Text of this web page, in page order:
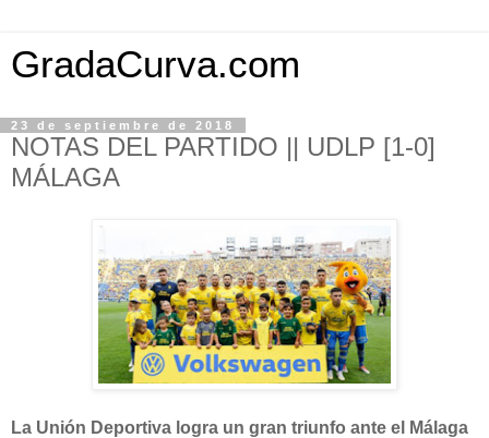
GradaCurva.com
23 de septiembre de 2018
NOTAS DEL PARTIDO || UDLP [1-0]
MÁLAGA
La Unión Deportiva logra un gran triunfo ante el Málaga